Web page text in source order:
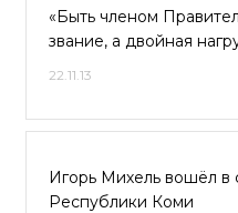
«Быть членом
звание, а двойная
22.11.13
Игорь Михель вошёл в
Республики Коми